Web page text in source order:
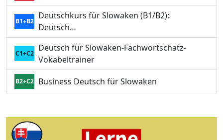
B1+B2
Deutschkurs für Slowaken (B1/B2):
Deutsch…
C1+C2
Deutsch für Slowaken-Fachwortschatz-
Vokabeltrainer
B2+C2 Business Deutsch für Slowaken